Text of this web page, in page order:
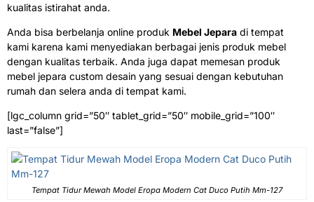
kualitas istirahat anda.
Anda bisa berbelanja online produk Mebel Jepara di tempat
kami karena kami menyediakan berbagai jenis produk mebel
dengan kualitas terbaik. Anda juga dapat memesan produk
mebel jepara custom desain yang sesuai dengan kebutuhan
rumah dan selera anda di tempat kami.
[lgc_column grid=”50″ tablet_grid=”50″ mobile_grid=”100″
last=”false”]
Tempat Tidur Mewah Model Eropa Modern Cat Duco Putih Mm-127